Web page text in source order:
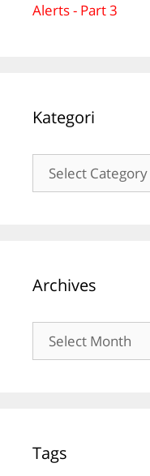
Alerts - Part 3
Kategori
Kategori
Archives
Archives
Tags